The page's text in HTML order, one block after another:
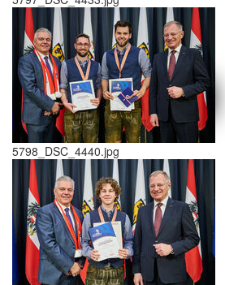
schließen X
<<
>>
5798_DSC_4440.jpg